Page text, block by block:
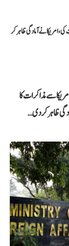
امریکا نے آمادگی ظاہر کر
سے مذاکرات کا
ظاہر کر دی…